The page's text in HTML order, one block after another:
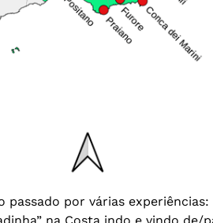
passado por várias
na Costa indo e vindo